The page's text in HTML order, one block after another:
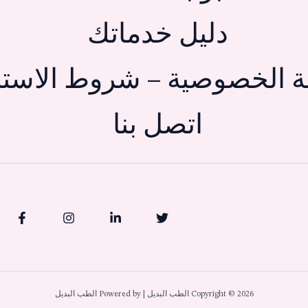
دليل خدماتك
الخصوصية – شروط
اتصل بنا
Copyright © 2026 الطب البديل | Powered by الطب البديل